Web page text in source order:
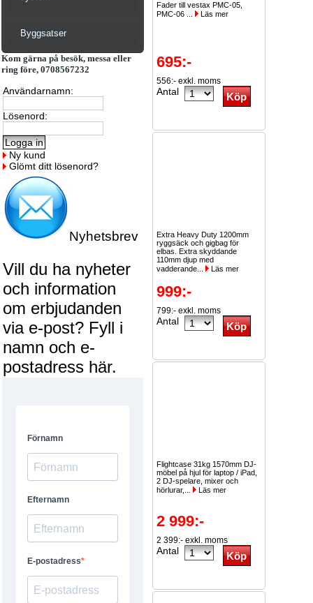
Byggsatser
Kom gärna på besök, messa eller
ring före, 0708567232
Användarnamn:
Lösenord:
Ny kund
Glömt ditt lösenord?
Nyhetsbrev
Vill du ha nyheter
och information
om erbjudanden
via e-post? Fyll i
namn och e-
postadress här.
Fader till vestax PMC-05,
PMC-06 ...
Läs mer
695:-
556:- exkl. moms
Antal
Extra Heavy Duty 1200mm
ryggsäck och gigbag för
elbas. Extra skyddande
110mm djup med
vadderande...
Läs mer
999:-
799:- exkl. moms
Antal
Flightcase 31kg 1570mm DJ-
möbel på hjul för laptop / iPad,
2 DJ-spelare, mixer och
hörlurar,...
Läs mer
2 999:-
2 399:- exkl. moms
Antal